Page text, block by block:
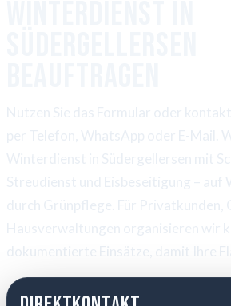
dokumentierte Einsätze, damit Ihre